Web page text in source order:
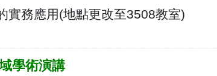
實務應用(地點更改至3508教室)
學術演講